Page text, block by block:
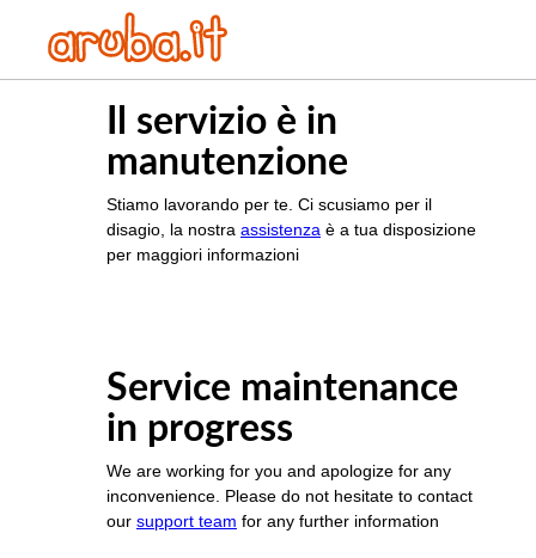
Il servizio è in
manutenzione
Stiamo lavorando per te. Ci scusiamo per il
disagio, la nostra assistenza è a tua disposizione
per maggiori informazioni
Service maintenance
in progress
We are working for you and apologize for any
inconvenience. Please do not hesitate to contact
our support team for any further information